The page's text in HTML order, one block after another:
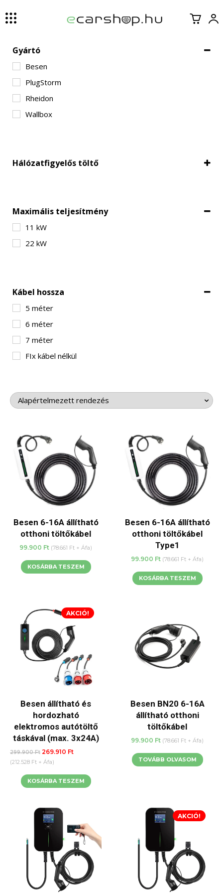
Gyártó
Besen
PlugStorm
Rheidon
Wallbox
Hálózatfigyelős töltő
Maximális teljesítmény
11 kW
22 kW
Kábel hossza
5 méter
6 méter
7 méter
FIx kábel nélkül
Besen 6-16A állítható
otthoni töltőkábel
99.900 Ft (78.661 Ft + Áfa)
KOSÁRBA TESZEM
Besen 6-16A állítható
otthoni töltőkábel
Type1
99.900 Ft (78.661 Ft + Áfa)
KOSÁRBA TESZEM
AKCIÓ!
Besen állítható és
hordozható
elektromos autótöltő
táskával (max. 3x24A)
299.900Ft Original
price
299.900 Ft.
269.910 FtCurrent
269.910 Ft.
(212.528 Ft + Áfa)
KOSÁRBA TESZEM
Besen BN20 6-16A
állítható otthoni
töltőkábel
99.900 Ft (78.661 Ft + Áfa)
TOVÁBB OLVASOM
AKCIÓ!